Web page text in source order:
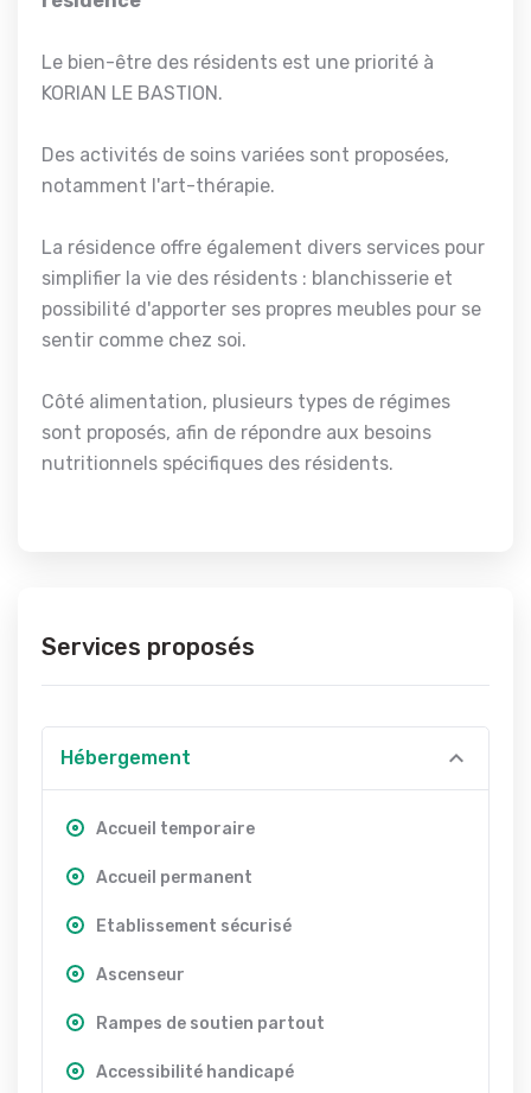
Le bien-être des résidents est une priorité à
KORIAN LE BASTION.
Des activités de soins variées sont proposées,
notamment l'art-thérapie.
La résidence offre également divers services pour
simplifier la vie des résidents : blanchisserie et
possibilité d'apporter ses propres meubles pour se
sentir comme chez soi.
Côté alimentation, plusieurs types de régimes
sont proposés, afin de répondre aux besoins
nutritionnels spécifiques des résidents.
Services proposés
Hébergement
Accueil temporaire
Accueil permanent
Etablissement sécurisé
Ascenseur
Rampes de soutien partout
Accessibilité handicapé